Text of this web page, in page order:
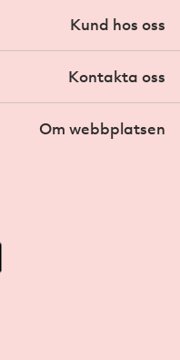
Kund hos oss
Kontakta oss
Om webbplatsen